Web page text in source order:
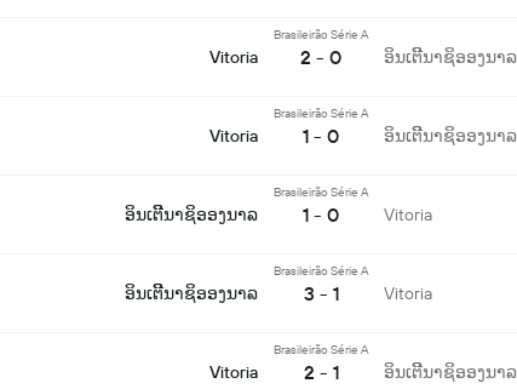
Vitoria
Brasileirão Série A
2 - 0 ອິນເຕີີນາຊິອອງນາລ
Vitoria
Brasileirão Série A
1 - 0 ອິນເຕີີນາຊິອອງນາລ
ອິນເຕີີນາຊິອອງນາລ
Brasileirão Série A
1 - 0 Vitoria
ອິນເຕີີນາຊິອອງນາລ
Brasileirão Série A
3 - 1 Vitoria
Vitoria
Brasileirão Série A
2 - 1 ອິນເຕີີນາຊິອອງນາລ